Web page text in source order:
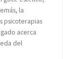
la
psicoterapias
acerca
del